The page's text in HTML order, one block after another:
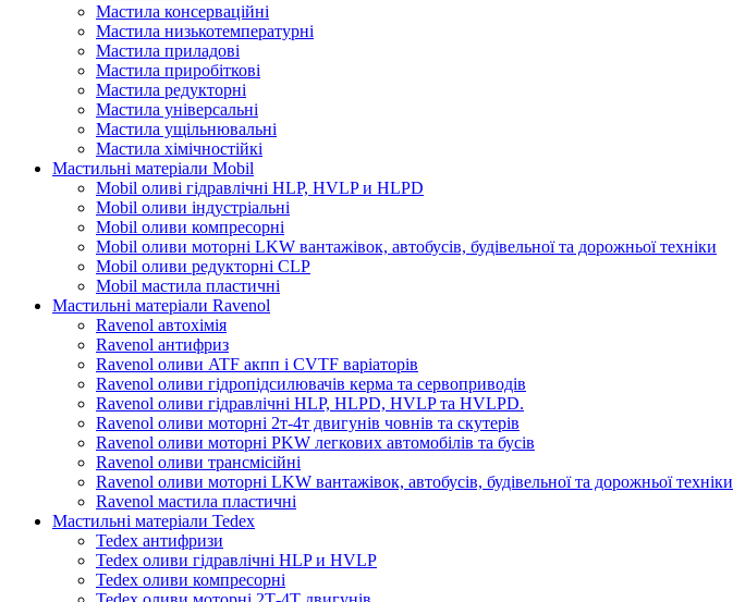
Мастила консерваційні
Мастила низькотемпературні
Мастила приладові
Мастила приробіткові
Мастила редукторні
Мастила універсальні
Мастила ущільнювальні
Мастила хімічностійкі
Мастильні матеріали Mobil
Mobil оливі гідравлічні HLP, HVLP и HLPD
Mobil оливи індустріальні
Mobil оливи компресорні
Mobil оливи моторні LKW вантажівок, автобусів, будівельної та дорожньої техніки
Mobil оливи редукторні CLP
Mobil мастила пластичні
Мастильні матеріали Ravenol
Ravenol автохімія
Ravenol антифриз
Ravenol оливи ATF акпп і CVTF варіаторів
Ravenol оливи гідропідсилювачів керма та сервоприводів
Ravenol оливи гідравлічні HLP, HLPD, HVLP та HVLPD.
Ravenol оливи моторні 2т-4т двигунів човнів та скутерів
Ravenol оливи моторні PKW легкових автомобілів та бусів
Ravenol оливи трансмісійні
Ravenol оливи моторні LKW вантажівок, автобусів, будівельної та дорожньої техніки
Ravenol мастила пластичні
Мастильні матеріали Tedex
Tedex антифризи
Tedex оливи гідравлічні HLP и HVLP
Tedex оливи компресорні